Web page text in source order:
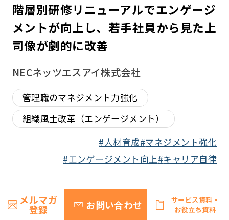
階層別研修リニューアルでエンゲージ
メントが向上し、若手社員から見た上
司像が劇的に改善
NECネッツエスアイ株式会社
管理職のマネジメント力強化
組織風土改革（エンゲージメント）
人材育成 マネジメント強化
エンゲージメント向上 キャリア自律
メルマガ
登録 お問い合わせ
サービス資料・
お役立ち資料